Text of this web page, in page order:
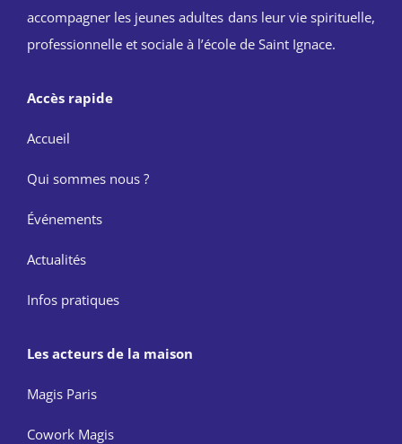
accompagner les jeunes adultes dans leur vie spirituelle,
professionnelle et sociale à l’école de Saint Ignace.
Accès rapide
Accueil
Qui sommes nous ?
Événements
Actualités
Infos pratiques
Les acteurs de la maison
Magis Paris
Cowork Magis